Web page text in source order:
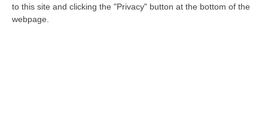
to this site and clicking the "Privacy" button at the bottom of the
webpage.
“REGGIO CALABRIA Nei giorni scorsi, due poliziotti del Commissariato di
Pubblica Sicurezza di Gioia Tauro, liberi dal servizio, sono interve…